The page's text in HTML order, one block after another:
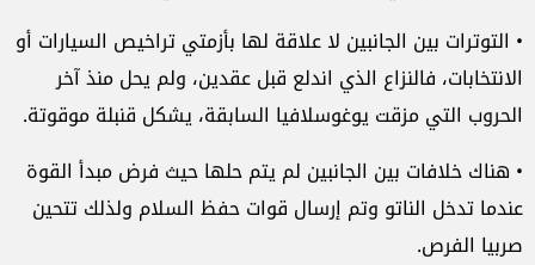
• التوترات بين الجانبين لا علاقة لها بأزمتي تراخيص السيارات أو
الانتخابات، فالنزاع الذي اندلع قبل عقدين، ولم يحل منذ آخر
الحروب التي مزقت يوغوسلافيا السابقة، يشكل قنبلة موقوتة.
• هناك خلافات بين الجانبين لم يتم حلها حيث فرض مبدأ القوة
عندما تدخل الناتو وتم إرسال قوات حفظ السلام ولذلك تتحين
صربيا الفرص.